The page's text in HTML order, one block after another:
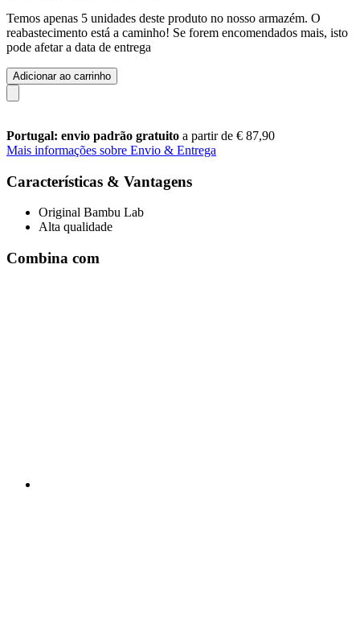
Temos apenas 5 unidades deste produto no nosso armazém. O
reabastecimento está a caminho! Se forem encomendados mais, isto
pode afetar a data de entrega
Adicionar ao carrinho
Portugal: envio padrão gratuito a partir de € 87,90
Mais informações sobre Envio & Entrega
Características & Vantagens
Original Bambu Lab
Alta qualidade
Combina com